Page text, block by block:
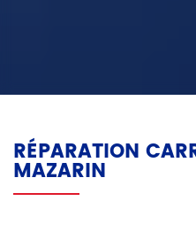
RÉPARATION
MAZARIN